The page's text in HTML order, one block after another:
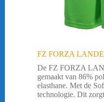
FZ FORZA
De FZ FORZA
gemaakt van 86%
elasthane. Met de
technologie. Dit